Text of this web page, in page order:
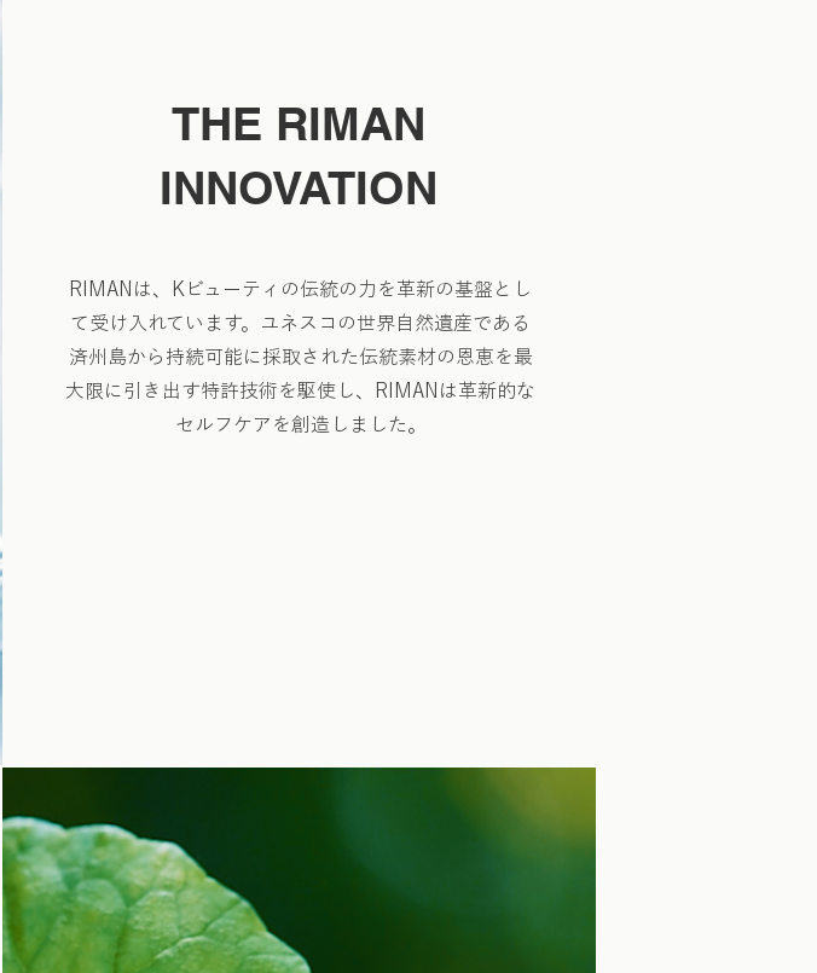
THE RIMAN
INNOVATION
RIMANは、Kビューティの伝統の力を革新の基盤とし
て受け入れています。ユネスコの世界自然遺産である
済州島から持続可能に採取された伝統素材の恩恵を最
大限に引き出す特許技術を駆使し、RIMANは革新的な
セルフケアを創造しました。